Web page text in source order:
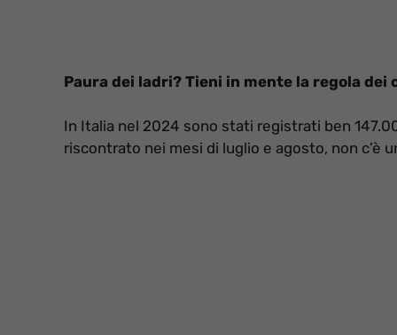
Paura dei ladri? Tieni in mente la regola
In Italia nel 2024 sono stati registrati ben
riscontrato nei mesi di luglio e agosto, non c’è